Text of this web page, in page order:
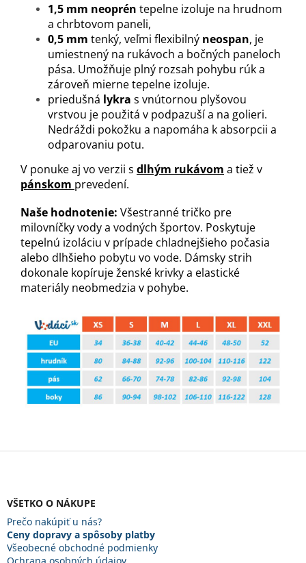
1,5 mm neoprén tepelne izoluje na hrudnom
a chrbtovom paneli,
0,5 mm tenký, veľmi flexibilný neospan, je
umiestnený na rukávoch a bočných paneloch
pása. Umožňuje plný rozsah pohybu rúk a
zároveň mierne tepelne izoluje.
priedušná lykra s vnútornou plyšovou
vrstvou je použitá v podpazuší a na golieri.
Nedráždi pokožku a napomáha k absorpcii a
odparovaniu potu.
V ponuke aj vo verzii s dlhým rukávom a tiež v
pánskom prevedení.
Naše hodnotenie: Všestranné tričko pre
milovníčky vody a vodných športov. Poskytuje
tepelnú izoláciu v prípade chladnejšieho počasia
alebo dlhšieho pobytu vo vode. Dámsky strih
dokonale kopíruje ženské krivky a elastické
materiály neobmedzia v pohybe.
Z
VŠETKO O NÁKUPE
Prečo nakúpiť u nás?
Ceny dopravy a spôsoby platby
Všeobecné obchodné podmienky